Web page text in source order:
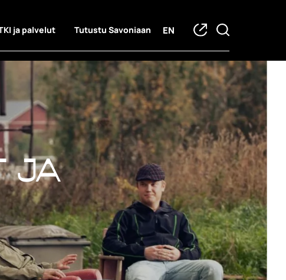
ja palvelut Tutustu Savoniaan EN
hankkeet
ja